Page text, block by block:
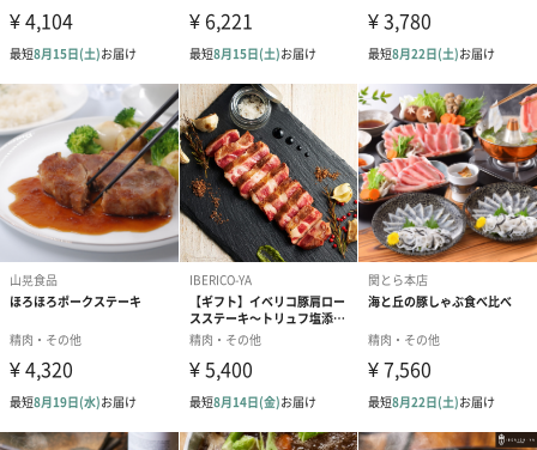
重さ
バラ：200g
ロース：100g
肩ロース：100g
セット状態
箱を袋で包み配送します。
賞味期限
加工日より30日
原産国
日本
配送に関する
注意
自然災害やコロナの影響でご希望日に届かない（1週間
以上遅れる）可能性がございます。
あらかじめご了承ください。